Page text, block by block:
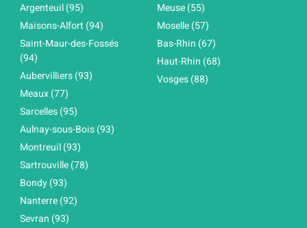
Argenteuil (95)
Maisons-Alfort (94)
Saint-Maur-des-Fossés
(94)
Aubervilliers (93)
Meaux (77)
Sarcelles (95)
Aulnay-sous-Bois (93)
Montreuil (93)
Sartrouville (78)
Bondy (93)
Nanterre (92)
Sevran (93)
Meuse (55)
Moselle (57)
Bas-Rhin (67)
Haut-Rhin (68)
Vosges (88)